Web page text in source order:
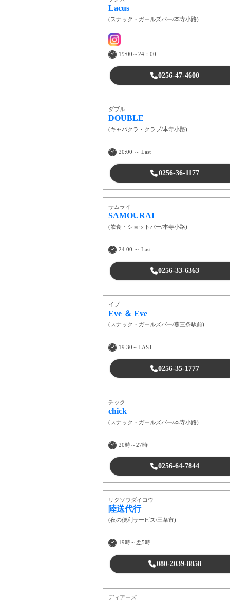
Lacus
(スナック・ガールズバー/本寺小路)
19:00～24：00
0256-47-4600
ダブル
DOUBLE
(キャバクラ・クラブ/本寺小路)
20:00 ～ Last
0256-36-1177
サムライ
SAMOURAI
(飲食・ショットバー/本寺小路)
24:00 ～ Last
0256-33-6363
イブ
Eve ＆ Eve
(スナック・ガールズバー/燕三条駅前)
19:30～LAST
0256-35-1777
チック
chick
(スナック・ガールズバー/本寺小路)
20時～27時
0256-64-7844
リクソウダイコウ
陸送代行
(夜の便利サービス/三条市)
19時～翌5時
080-2039-8858
ディアーズ